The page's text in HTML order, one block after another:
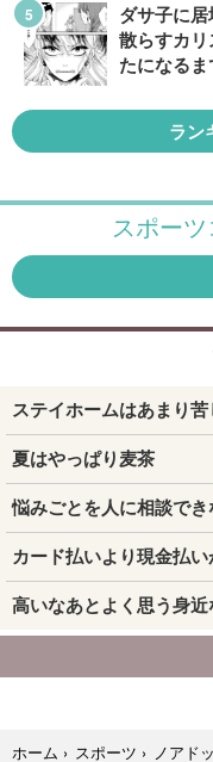
ダサ子に
散らすカ
たになるま
ラン
ホーム › スポーツ › ノアド